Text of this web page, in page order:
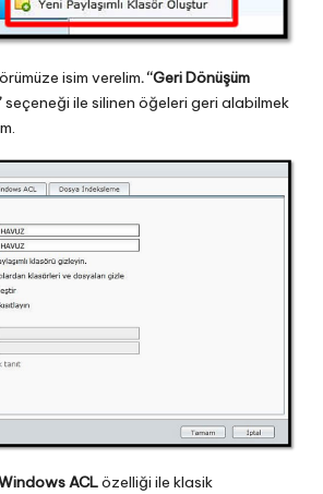
isim verelim. “Geri Dönüşüm
seçeneği ile silinen öğeleri geri alabilmek
ACLözelliği ile klasik